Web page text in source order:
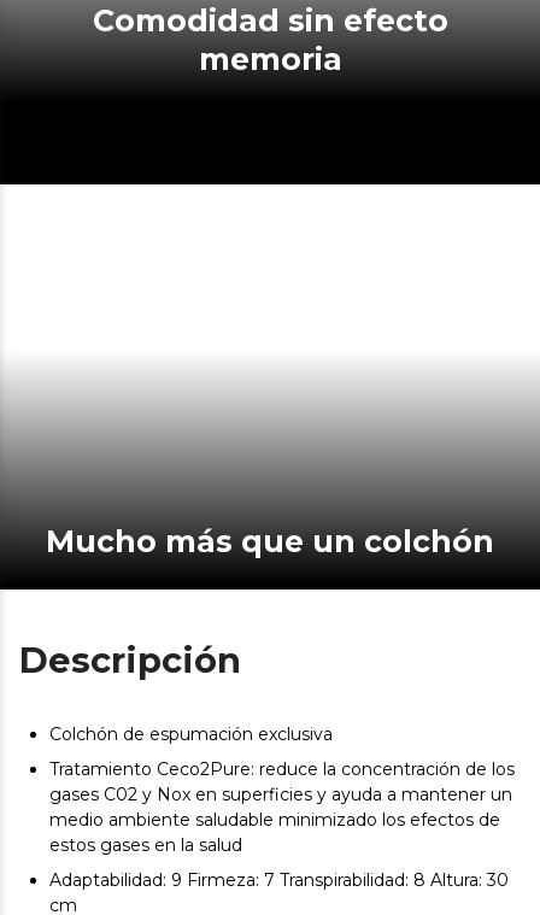
Comodidad sin efecto
memoria
Mucho más que un colchón
Descripción
Colchón de espumación exclusiva
Tratamiento Ceco2Pure: reduce la concentración de los
gases C02 y Nox en superficies y ayuda a mantener un
medio ambiente saludable minimizado los efectos de
estos gases en la salud
Adaptabilidad: 9 Firmeza: 7 Transpirabilidad: 8 Altura: 30
cm